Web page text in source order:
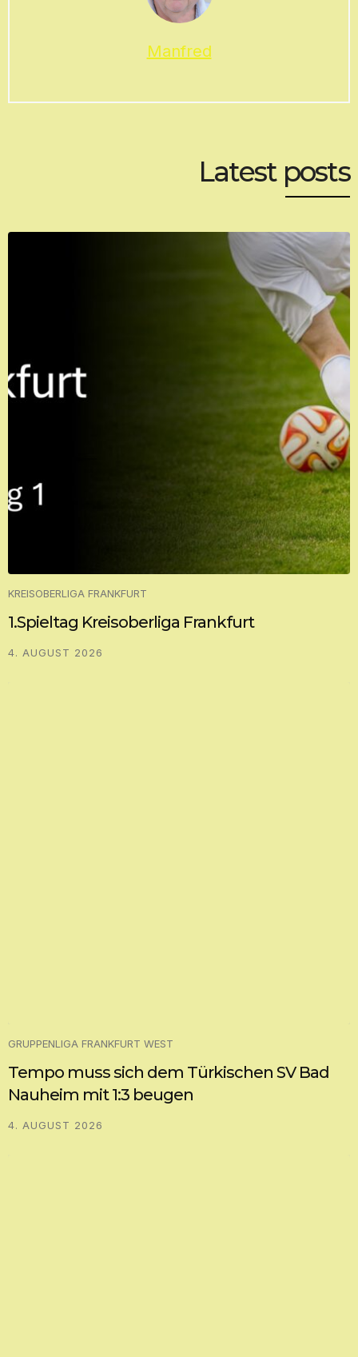
Manfred
Latest posts
KREISOBERLIGA FRANKFURT
1.Spieltag Kreisoberliga Frankfurt
4. AUGUST 2026
GRUPPENLIGA FRANKFURT WEST
Tempo muss sich dem Türkischen SV Bad
Nauheim mit 1:3 beugen
4. AUGUST 2026